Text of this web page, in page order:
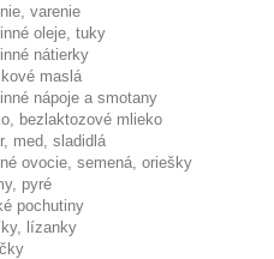
varenie
oleje, tuky
nátierky
maslá
nápoje a smotany
bezlaktozové mlieko
med, sladidlá
ovocie, semená, oriešky
pyré
pochutiny
lízanky